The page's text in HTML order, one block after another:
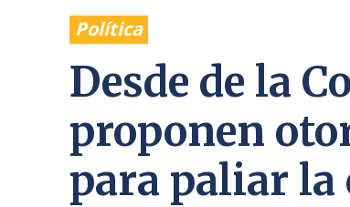
Política
Desde de la
proponen
para paliar